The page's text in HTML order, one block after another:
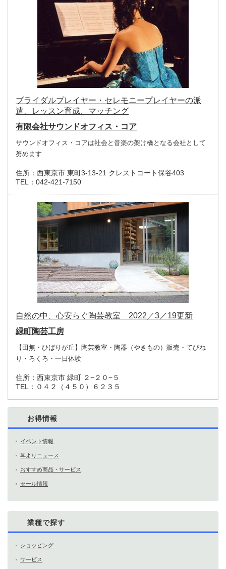
ブライダルプレイヤー・セレモニープレイヤーの派
遣、レッスン育成、マッチング
有限会社サウンドオフィス・コア
サウンドオフィス・コアは社会と音楽の架け橋となる会社として
努めます
住所： 西東京市 東町3-13-21 クレストコート保谷403
TEL： 042-421-7150
自然の中、心安らぐ陶芸教室 2022／3／19更新
緑町陶芸工房
【田無・ひばりが丘】陶芸教室・陶器（やきもの）販売・てびね
り・ろくろ・一日体験
住所： 西東京市 緑町 ２−２０−５
TEL： ０４２（４５０）６２３５
お得情報
イベント情報
耳よりニュース
おすすめ商品・サービス
セール情報
業種で探す
ショッピング
サービス